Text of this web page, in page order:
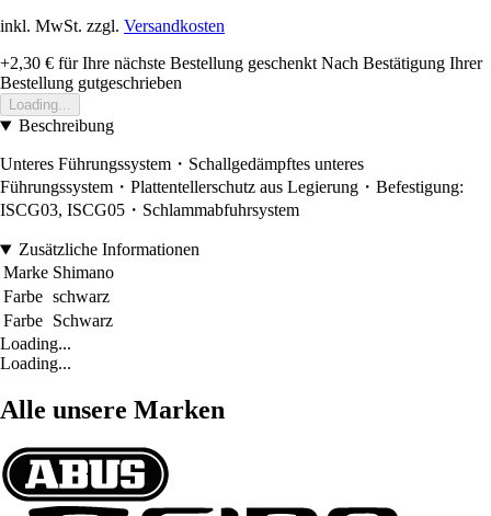
inkl. MwSt. zzgl. Versandkosten
+2,30 € für Ihre nächste Bestellung geschenkt Nach Bestätigung Ihrer
Bestellung gutgeschrieben
Loading...
Beschreibung
Unteres Führungssystem・Schallgedämpftes unteres
Führungssystem・Plattentellerschutz aus Legierung・Befestigung:
ISCG03, ISCG05・Schlammabfuhrsystem
Zusätzliche Informationen
Marke Shimano
Farbe schwarz
Farbe Schwarz
Loading...
Loading...
Alle unsere Marken